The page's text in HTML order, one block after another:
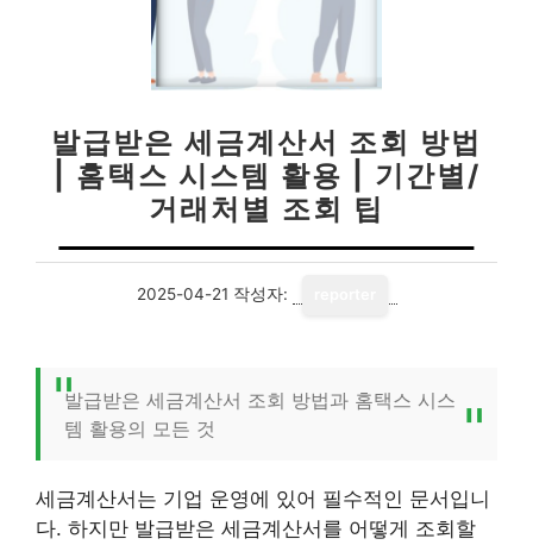
발급받은 세금계산서 조회 방법
| 홈택스 시스템 활용 | 기간별/
거래처별 조회 팁
2025-04-21 작성자:
발급받은 세금계산서 조회 방법과 홈택스 시스
템 활용의 모든 것
세금계산서는 기업 운영에 있어 필수적인 문서입니
다. 하지만 발급받은 세금계산서를 어떻게 조회할